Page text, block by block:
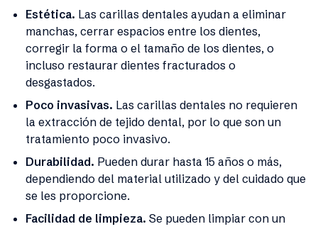
Estética. Las carillas dentales ayudan a eliminar
manchas, cerrar espacios entre los dientes,
corregir la forma o el tamaño de los dientes, o
incluso restaurar dientes fracturados o
desgastados.
Poco invasivas. Las carillas dentales no requieren
la extracción de tejido dental, por lo que son un
tratamiento poco invasivo.
Durabilidad. Pueden durar hasta 15 años o más,
dependiendo del material utilizado y del cuidado que
se les proporcione.
Facilidad de limpieza. Se pueden limpiar con un